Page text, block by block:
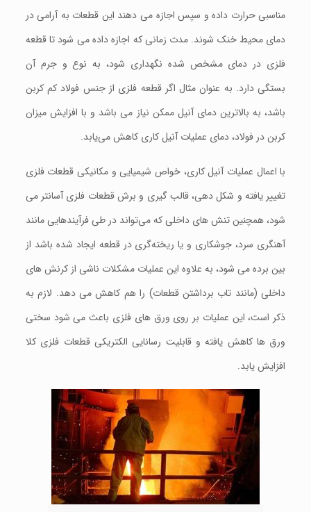
مناسبی حرارت داده و سپس اجازه می دهند این قطعات به آرامی در
دمای محیط خنک شوند. مدت زمانی که اجازه داده می شود تا قطعه
فلزی در دمای مشخص شده نگهداری شود، به نوع و جرم آن
بستگی دارد. به عنوان مثال اگر قطعه فلزی از جنس فولاد کم کربن
باشد، به بالاترین دمای آنیل ممکن نیاز می باشد و با افزایش میزان
کربن در فولاد، دمای عملیات آنیل کاری کاهش می‌یابد.
با اعمال عملیات آنیل کاری، خواص شیمیایی و مکانیکی قطعات فلزی
تغییر یافته و شکل دهی، قالب گیری و برش قطعات فلزی آسانتر می
شود، همچنین تنش های داخلی که می‌تواند در طی فرآیندهایی مانند
آهنگری سرد، جوشکاری و یا ریخته‌گری در قطعه ایجاد شده باشد از
بین برده می شود، به علاوه این عملیات مشکلات ناشی از کرنش های
داخلی (مانند تاب برداشتن قطعات) را هم کاهش می دهد. لازم به
ذکر است، این عملیات بر روی ورق های فلزی باعث می شود سختی
ورق ها کاهش یافته و قابلیت رسانایی الکتریکی قطعات فلزی کلا
افزایش یابد.